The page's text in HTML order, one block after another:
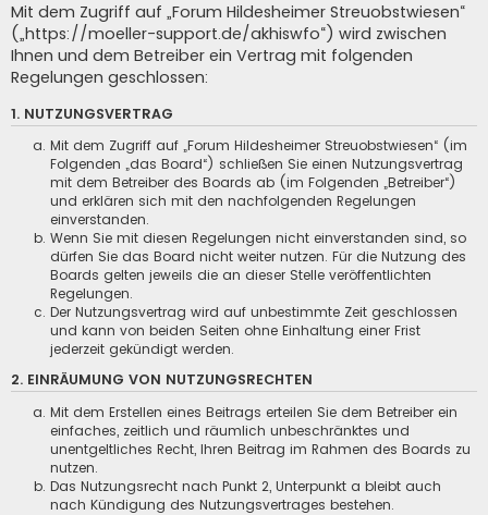
Mit dem Zugriff auf „Forum Hildesheimer Streuobstwiesen“
(„https://moeller-support.de/akhiswfo“) wird zwischen
Ihnen und dem Betreiber ein Vertrag mit folgenden
Regelungen geschlossen:
1. NUTZUNGSVERTRAG
Mit dem Zugriff auf „Forum Hildesheimer Streuobstwiesen“ (im
Folgenden „das Board“) schließen Sie einen Nutzungsvertrag
mit dem Betreiber des Boards ab (im Folgenden „Betreiber“)
und erklären sich mit den nachfolgenden Regelungen
einverstanden.
Wenn Sie mit diesen Regelungen nicht einverstanden sind, so
dürfen Sie das Board nicht weiter nutzen. Für die Nutzung des
Boards gelten jeweils die an dieser Stelle veröffentlichten
Regelungen.
Der Nutzungsvertrag wird auf unbestimmte Zeit geschlossen
und kann von beiden Seiten ohne Einhaltung einer Frist
jederzeit gekündigt werden.
2. EINRÄUMUNG VON NUTZUNGSRECHTEN
Mit dem Erstellen eines Beitrags erteilen Sie dem Betreiber ein
einfaches, zeitlich und räumlich unbeschränktes und
unentgeltliches Recht, Ihren Beitrag im Rahmen des Boards zu
nutzen.
Das Nutzungsrecht nach Punkt 2, Unterpunkt a bleibt auch
nach Kündigung des Nutzungsvertrages bestehen.